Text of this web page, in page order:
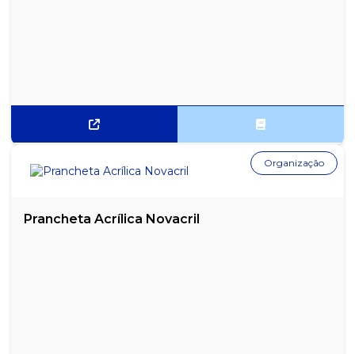
Prancheta Acrílica Novacril
Organização